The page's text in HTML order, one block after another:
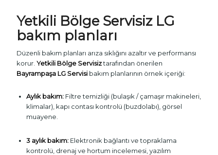
Yetkili Bölge Servisiz LG
bakım planları
Düzenli bakım planları arıza sıklığını azaltır ve performansı
korur. Yetkili Bölge Servisiztarafından önerilen
Bayrampaşa LG Servisibakım planlarının örnek içeriği:
Aylık bakım:Filtre temizliği (bulaşık / çamaşır makineleri,
klimalar), kapı contası kontrolü (buzdolabı), görsel
muayene.
3 aylık bakım:Elektronik bağlantı ve topraklama
kontrolü, drenaj ve hortum incelemesi, yazılım